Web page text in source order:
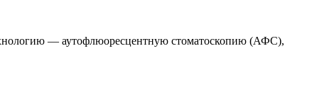
— аутофлюоресцентную стоматоскопию (АФС),